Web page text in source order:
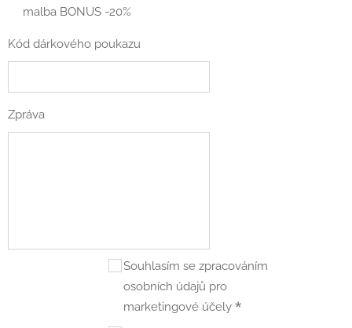
malba BONUS -20%
Kód dárkového poukazu
Zpráva
Souhlasím se zpracováním
osobních údajů pro
marketingové účely